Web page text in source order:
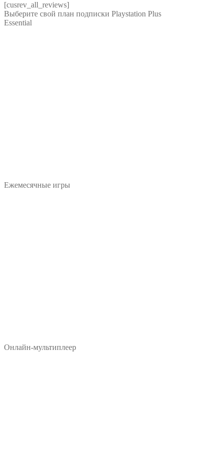
[cusrev_all_reviews]
Выберите свой план подписки Playstation Plus
Essential
Ежемесячные игры
Онлайн-мультиплеер